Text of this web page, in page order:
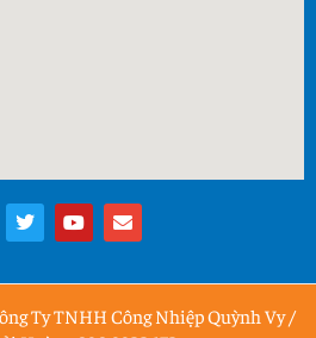
Ty TNHH Công Nhiệp Quỳnh Vy /